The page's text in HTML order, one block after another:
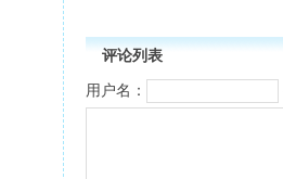
评论列表
用户名：